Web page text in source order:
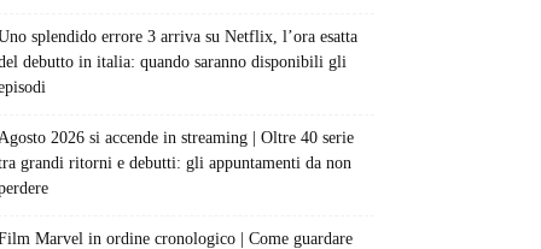
splendido errore 3 arriva su Netflix, l’ora esatta
debutto in italia: quando saranno disponibili gli
2026 si accende in streaming | Oltre 40 serie
grandi ritorni e debutti: gli appuntamenti da non
Marvel in ordine cronologico | Come guardare